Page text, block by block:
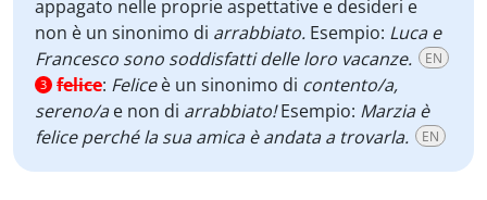
appagato nelle proprie aspettative e desideri e
non è un sinonimo di arrabbiato. Esempio: Luca e
Francesco sono soddisfatti delle loro vacanze.
EN
3 felice: Feliceè un sinonimo di contento/a,
sereno/ae non di arrabbiato!Esempio: Marzia è
felice perché la sua amica è andata a trovarla.
EN